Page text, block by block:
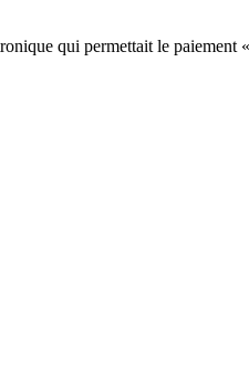
qui permettait le paiement